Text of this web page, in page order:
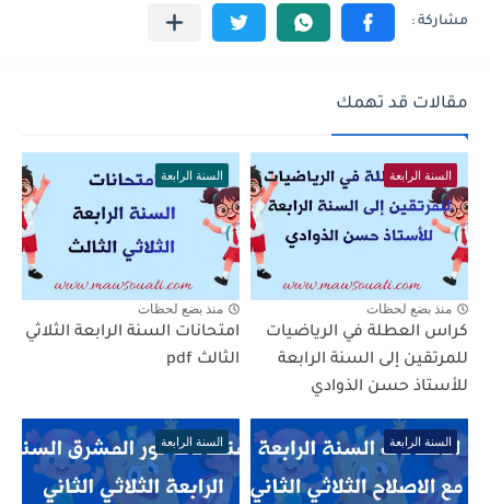
مقالات قد تهمك
السنة الرابعة
منذ بضع لحظات
كراس العطلة في الرياضيات
للمرتقين إلى السنة الرابعة
للأستاذ حسن الذوادي
السنة الرابعة
منذ بضع لحظات
امتحانات السنة الرابعة الثلاثي
الثالث pdf
السنة الرابعة السنة الرابعة